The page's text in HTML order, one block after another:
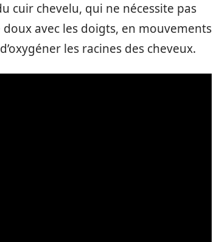
cuir chevelu, qui ne nécessite pas
avec les doigts, en mouvements
les racines des cheveux.